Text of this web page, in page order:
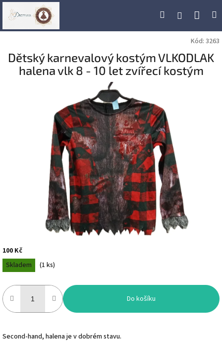
Přejít
Hledat Přihlášení
Kód: 3263
Dětský karnevalový kostým VLKODLAK
halena vlk 8 - 10 let zvířecí kostým
100 Kč
Měrná
cena:
Skladem (1 ks)
Do košíku
Second-hand, halena je v dobrém stavu.